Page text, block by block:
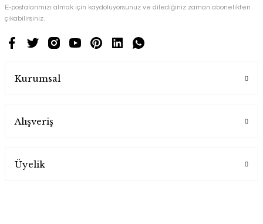
E-postalarımızı almak için kaydoluyorsunuz ve dilediğiniz zaman abonelikten
çıkabilirsiniz.
Kurumsal
Alışveriş
Üyelik